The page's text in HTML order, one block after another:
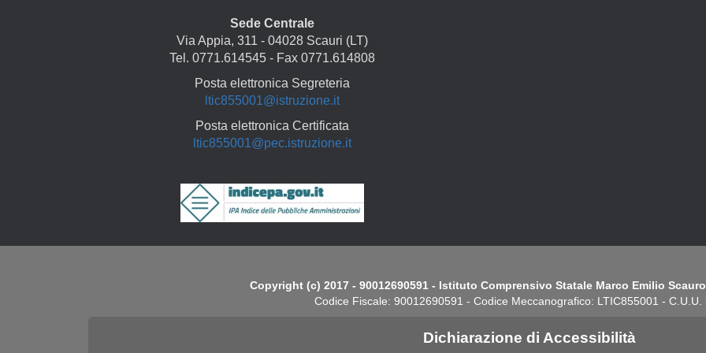
Sede Centrale
Via Appia, 311 - 04028 Scauri (LT)
Tel. 0771.614545 - Fax 0771.614808
Posta elettronica Segreteria
ltic855001@istruzione.it
Posta elettronica Certificata
ltic855001@pec.istruzione.it
Copyright (c) 2017 - 90012690591 - Istituto Comprensivo Statale Marco Emilio
Codice Fiscale: 90012690591 - Codice Meccanografico: LTIC855001 - C.U.U.
Dichiarazione di Accessibilità